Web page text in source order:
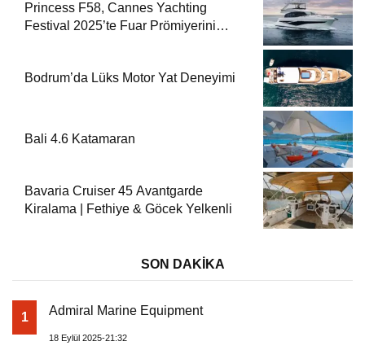
Princess F58, Cannes Yachting
Festival 2025’te Fuar Prömiyerini
Bodrum’da Lüks Motor Yat Deneyimi
Bali 4.6 Katamaran
Bavaria Cruiser 45 Avantgarde
Kiralama | Fethiye & Göcek Yelkenli
SON DAKİKA
1 Admiral Marine Equipment
18 Eylül 2025-21:32